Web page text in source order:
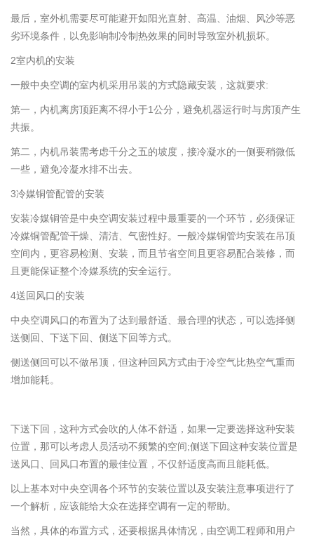
最后，室外机需要尽可能避开如阳光直射、高温、油烟、风沙等恶
劣环境条件，以免影响制冷制热效果的同时导致室外机损坏。
2室内机的安装
一般中央空调的室内机采用吊装的方式隐藏安装，这就要求:
第一，内机离房顶距离不得小于1公分，避免机器运行时与房顶产生
共振。
第二，内机吊装需考虑千分之五的坡度，接冷凝水的一侧要稍微低
一些，避免冷凝水排不出去。
3冷媒铜管配管的安装
安装冷媒铜管是中央空调安装过程中最重要的一个环节，必须保证
冷媒铜管配管干燥、清洁、气密性好。一般冷媒铜管均安装在吊顶
空间内，更容易检测、安装，而且节省空间且更容易配合装修，而
且更能保证整个冷媒系统的安全运行。
4送回风口的安装
中央空调风口的布置为了达到最舒适、最合理的状态，可以选择侧
送侧回、下送下回、侧送下回等方式。
侧送侧回可以不做吊顶，但这种回风方式由于冷空气比热空气重而
增加能耗。
下送下回，这种方式会吹的人体不舒适，如果一定要选择这种安装
位置，那可以考虑人员活动不频繁的空间;侧送下回这种安装位置是
送风口、回风口布置的最佳位置，不仅舒适度高而且能耗低。
以上基本对中央空调各个环节的安装位置以及安装注意事项进行了
一个解析，应该能给大众在选择空调有一定的帮助。
当然，具体的布置方式，还要根据具体情况，由空调工程师和用户